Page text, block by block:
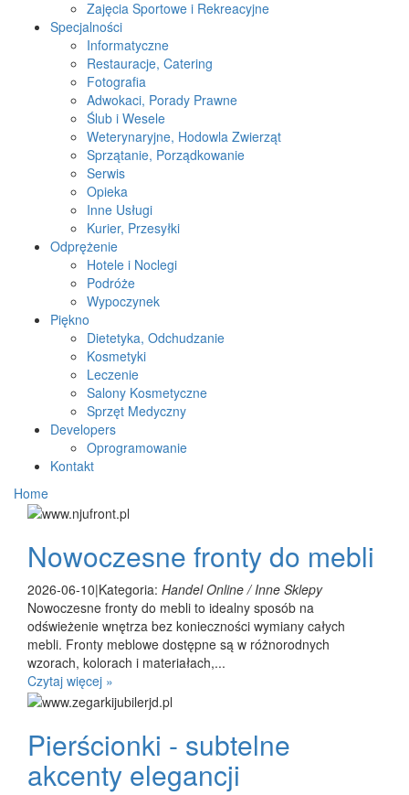
Zajęcia Sportowe i Rekreacyjne
Specjalności
Informatyczne
Restauracje, Catering
Fotografia
Adwokaci, Porady Prawne
Ślub i Wesele
Weterynaryjne, Hodowla Zwierząt
Sprzątanie, Porządkowanie
Serwis
Opieka
Inne Usługi
Kurier, Przesyłki
Odprężenie
Hotele i Noclegi
Podróże
Wypoczynek
Piękno
Dietetyka, Odchudzanie
Kosmetyki
Leczenie
Salony Kosmetyczne
Sprzęt Medyczny
Developers
Oprogramowanie
Kontakt
Home
Nowoczesne fronty do mebli
2026-06-10|Kategoria: Handel Online / Inne Sklepy
Nowoczesne fronty do mebli to idealny sposób na
odświeżenie wnętrza bez konieczności wymiany całych
mebli. Fronty meblowe dostępne są w różnorodnych
wzorach, kolorach i materiałach,...
Czytaj więcej »
Pierścionki - subtelne
akcenty elegancji